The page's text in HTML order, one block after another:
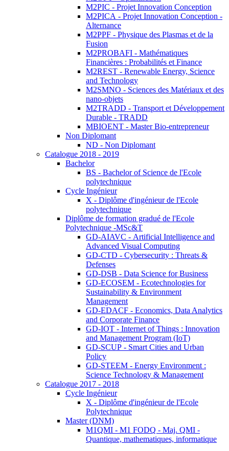
M2PIC - Projet Innovation Conception
M2PICA - Projet Innovation Conception -
Alternance
M2PPF - Physique des Plasmas et de la
Fusion
M2PROBAFI - Mathématiques
Financières : Probabilités et Finance
M2REST - Renewable Energy, Science
and Technology
M2SMNO - Sciences des Matériaux et des
nano-objets
M2TRADD - Transport et Développement
Durable - TRADD
MBIOENT - Master Bio-entrepreneur
Non Diplomant
ND - Non Diplomant
Catalogue 2018 - 2019
Bachelor
BS - Bachelor of Science de l'Ecole
polytechnique
Cycle Ingénieur
X - Diplôme d'ingénieur de l'Ecole
polytechnique
Diplôme de formation gradué de l'Ecole
Polytechnique -MSc&T
GD-AIAVC - Artificial Intelligence and
Advanced Visual Computing
GD-CTD - Cybersecurity : Threats &
Defenses
GD-DSB - Data Science for Business
GD-ECOSEM - Ecotechnologies for
Sustainability & Environment
Management
GD-EDACF - Economics, Data Analytics
and Corporate Finance
GD-IOT - Internet of Things : Innovation
and Management Program (IoT)
GD-SCUP - Smart Cities and Urban
Policy
GD-STEEM - Energy Environment :
Science Technology & Management
Catalogue 2017 - 2018
Cycle Ingénieur
X - Diplôme d'ingénieur de l'Ecole
Polytechnique
Master (DNM)
M1QMI - M1 FODQ - Maj. QMI -
Quantique, mathematiques, informatique